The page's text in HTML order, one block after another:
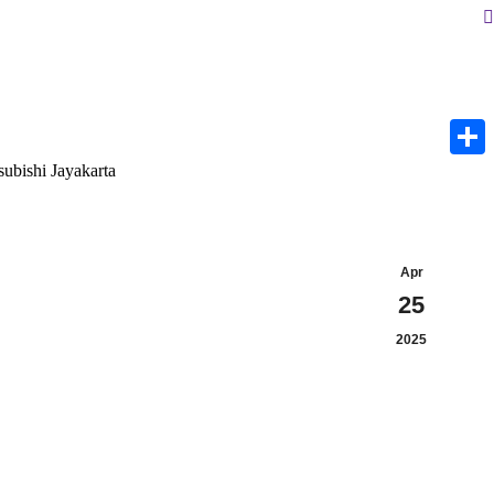
Jayakarta
Apr
25
2025